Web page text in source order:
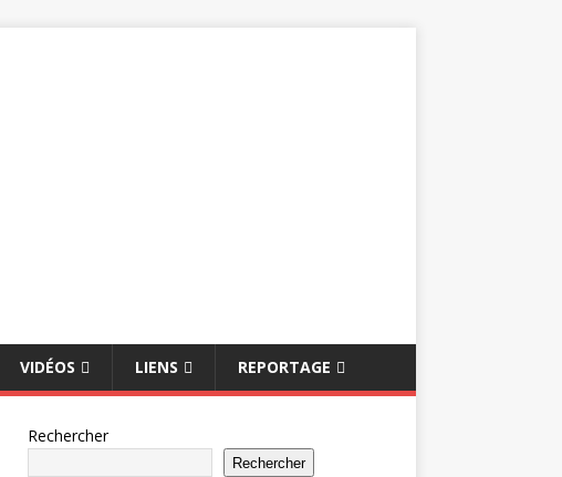
VIDÉOS LIENS REPORTAGE
Rechercher
Rechercher